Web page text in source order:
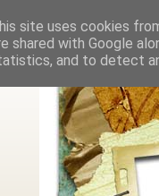
site uses cookies
shared with Google
and to detect